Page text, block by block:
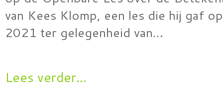
van Kees Klomp, een les die hij gaf
2021 ter gelegenheid van…
Lees verder...